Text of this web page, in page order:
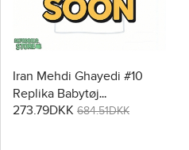
Iran Mehdi Ghayedi #10
Replika Babytøj
Hjemmebanesæt Børn VM
273.79DKK 684.51DKK